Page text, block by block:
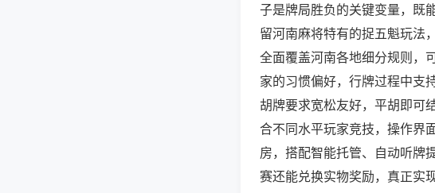
子是牌局胜负的关键变量，既
留河南麻将特有的捉五魁玩法
全面覆盖河南各地细分规则，
家的习惯偏好，行牌过程中支
胡牌要求宽松友好，平胡即可
合不同水平玩家竞技，操作界
房，搭配智能托管、自动听牌
赛还能兑换实物奖励，真正实